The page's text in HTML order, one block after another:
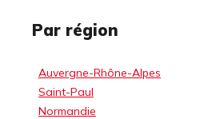
Par région
Auvergne-Rhône-Alpes
Saint-Paul
Normandie